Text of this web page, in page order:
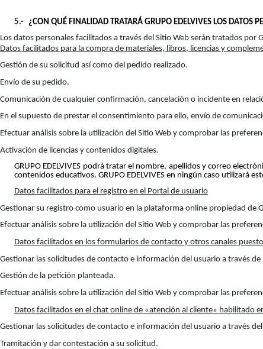
5.- ¿CON QUÉ FINALIDAD TRATARÁ GRUPO EDELVIVES LOS DATOS
Los datos personales facilitados a través del Sitio Web serán tratados por
Datos facilitados para la compra de materiales, libros, licencias y
Gestión de su solicitud así como del pedido realizado.
Envío de su pedido.
Comunicación de cualquier confirmación, cancelación o incidente en
En el supuesto de prestar el consentimiento para ello, envío de
Efectuar análisis sobre la utilización del Sitio Web y comprobar las
Activación de licencias y contenidos digitales.
GRUPO EDELVIVES podrá tratar el nombre, apellidos y correo
contenidos educativos. GRUPO EDELVIVES en ningún caso utilizará
Datos facilitados para el registro en el Portal de usuario
Gestionar su registro como usuario en la plataforma online propiedad de
Efectuar análisis sobre la utilización del Sitio Web y comprobar las
Datos facilitados en los formularios de contacto y otros canales
Gestionar las solicitudes de contacto e información del usuario a través de
Gestión de la petición planteada.
Efectuar análisis sobre la utilización del Sitio Web y comprobar las
Datos facilitados en el chat online de «atención al cliente» habilitado
Gestionar las solicitudes de contacto e información del usuario a través
Tramitación y dar contestación a su solicitud.